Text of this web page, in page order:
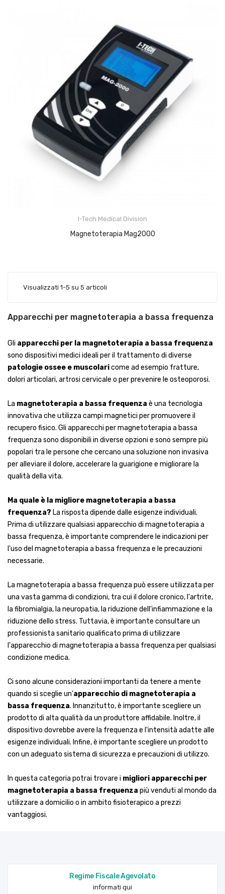
I-Tech Medical Division
Magnetoterapia Mag2000
Visualizzati 1-5 su 5 articoli
Apparecchi per magnetoterapia a bassa frequenza
Gli apparecchi per la magnetoterapia a bassa frequenza
sono dispositivi medici ideali per il trattamento di diverse
patologie ossee e muscolaricome ad esempio fratture,
dolori articolari, artrosi cervicale o per prevenire le osteoporosi.
La magnetoterapia a bassa frequenza è una tecnologia
innovativa che utilizza campi magnetici per promuovere il
recupero fisico. Gli apparecchi per magnetoterapia a bassa
frequenza sono disponibili in diverse opzioni e sono sempre più
popolari tra le persone che cercano una soluzione non invasiva
per alleviare il dolore, accelerare la guarigione e migliorare la
qualità della vita.
Ma quale è la migliore magnetoterapia a bassa
frequenza? La risposta dipende dalle esigenze individuali.
Prima di utilizzare qualsiasi apparecchio di magnetoterapia a
bassa frequenza, è importante comprendere le indicazioni per
l'uso del magnetoterapia a bassa frequenza e le precauzioni
necessarie.
La magnetoterapia a bassa frequenza può essere utilizzata per
una vasta gamma di condizioni, tra cui il dolore cronico, l'artrite,
la fibromialgia, la neuropatia, la riduzione dell'infiammazione e la
riduzione dello stress. Tuttavia, è importante consultare un
professionista sanitario qualificato prima di utilizzare
l'apparecchio di magnetoterapia a bassa frequenza per qualsiasi
condizione medica.
Ci sono alcune considerazioni importanti da tenere a mente
quando si sceglie un'apparecchio di magnetoterapia a
bassa frequenza. Innanzitutto, è importante scegliere un
prodotto di alta qualità da un produttore affidabile. Inoltre, il
dispositivo dovrebbe avere la frequenza e l'intensità adatte alle
esigenze individuali. Infine, è importante scegliere un prodotto
con un adeguato sistema di sicurezza e precauzioni di utilizzo.
In questa categoria potrai trovare i migliori apparecchi per
magnetoterapia a bassa frequenza più venduti al mondo da
utilizzare a domicilio o in ambito fisioterapico a prezzi
vantaggiosi.
Regime Fiscale Agevolato
informati qui